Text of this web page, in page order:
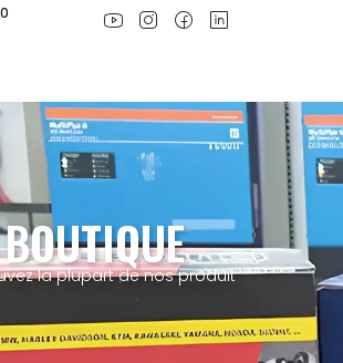
BOUTIQUE
la plupart de nos produit